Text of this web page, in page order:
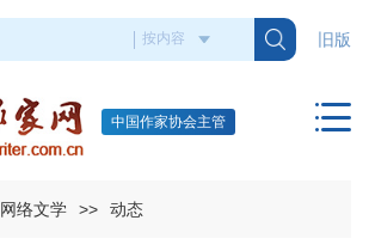
旧版
中国作家协会主管
网络文学 >> 动态